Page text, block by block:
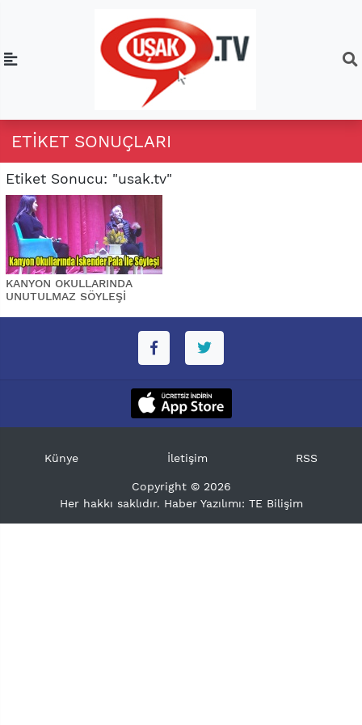
ETIKET SONUÇLARI
Etiket Sonucu: "usak.tv"
KANYON OKULLARINDA
UNUTULMAZ SÖYLEŞİ
Künye İletişim RSS
Copyright © 2026
Her hakkı saklıdır. Haber Yazılımı: TE Bilişim